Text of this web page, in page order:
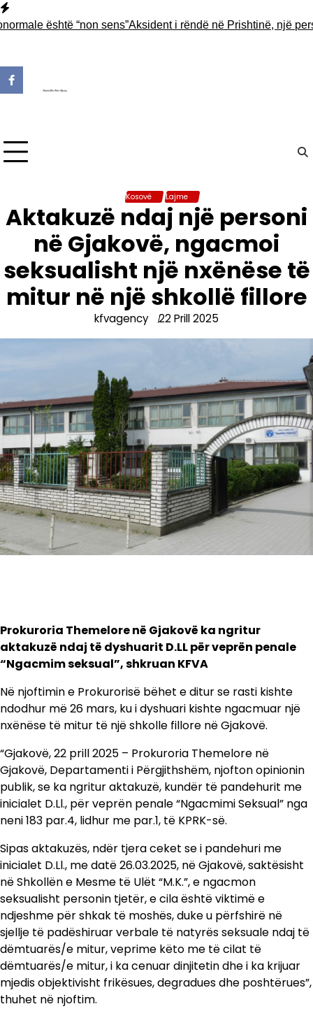
Skip
toështë “non sens” Aksident i rëndë në Prishtinë, një person
Kosovë Lajme
Aktakuzë ndaj një personi
në Gjakovë, ngacmoi
seksualisht një nxënëse të
mitur në një shkollë fillore
kfvagency 22 Prill 2025
Prokuroria Themelore në Gjakovë ka ngritur
aktakuzë ndaj të dyshuarit D.LL për veprën penale
“Ngacmim seksual”, shkruan KFVA
Në njoftimin e Prokurorisë bëhet e ditur se rasti kishte
ndodhur më 26 mars, ku i dyshuari kishte ngacmuar një
nxënëse të mitur të një shkolle fillore në Gjakovë.
“Gjakovë, 22 prill 2025 – Prokuroria Themelore në
Gjakovë, Departamenti i Përgjithshëm, njofton opinionin
publik, se ka ngritur aktakuzë, kundër të pandehurit me
inicialet D.Ll., për veprën penale “Ngacmimi Seksual” nga
neni 183 par.4, lidhur me par.1, të KPRK-së.
Sipas aktakuzës, ndër tjera ceket se i pandehuri me
inicialet D.Ll., me datë 26.03.2025, në Gjakovë, saktësisht
në Shkollën e Mesme të Ulët “M.K.”, e ngacmon
seksualisht personin tjetër, e cila është viktimë e
ndjeshme për shkak të moshës, duke u përfshirë në
sjellje të padëshiruar verbale të natyrës seksuale ndaj të
dëmtuarës/e mitur, veprime këto me të cilat të
dëmtuarës/e mitur, i ka cenuar dinjitetin dhe i ka krijuar
mjedis objektivisht frikësues, degradues dhe poshtërues”,
thuhet në njoftim.